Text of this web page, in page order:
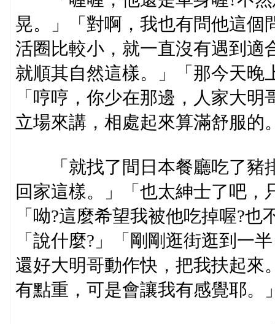
晃。」「對啊，我也有問他這個
活圈比較小，就一直沒有遇到適
就順其自然這樣。」「那今天晚
「哼哼，你少在那邊，人家大
立場來講，相處起來算滿舒服的
「就找了間日本餐廳吃了豬
回家這樣。」「也太紳士了吧，
「呦?這麼希望我被他吃掉喔?
「說什麼?」「剛剛逛街逛到一
還好大明哥動作快，把我扶起來
有點重，可是會讓我有感覺耶。